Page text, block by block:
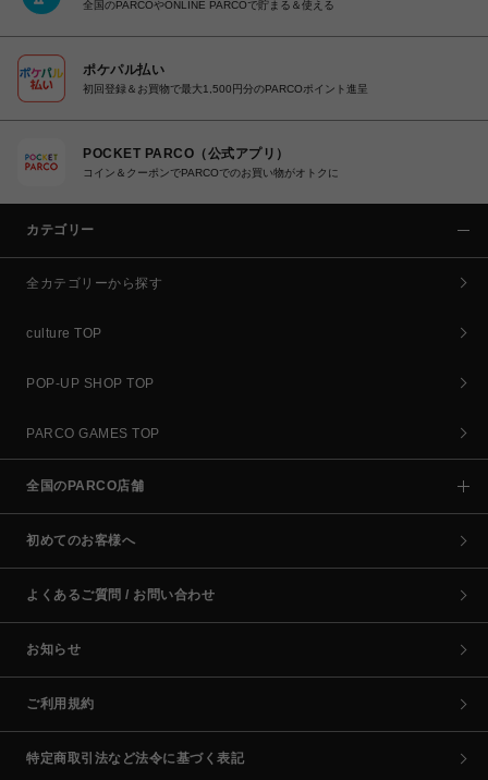
全国のPARCOやONLINE PARCOで貯まる＆使える
ポケパル払い
初回登録＆お買物で最大1,500円分のPARCOポイント進呈
POCKET PARCO（公式アプリ）
コイン＆クーポンでPARCOでのお買い物がオトクに
カテゴリー
全カテゴリーから探す
culture TOP
POP-UP SHOP TOP
PARCO GAMES TOP
全国のPARCO店舗
初めてのお客様へ
よくあるご質問 / お問い合わせ
お知らせ
ご利用規約
特定商取引法など法令に基づく表記